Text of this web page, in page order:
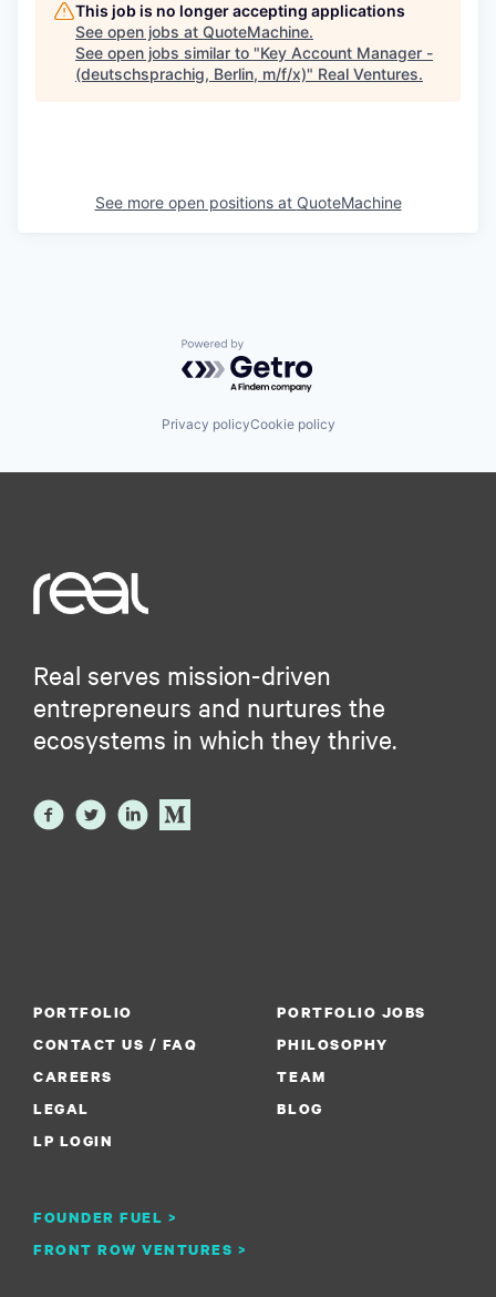
This job is no longer accepting applications
See open jobs at QuoteMachine.
See open jobs similar to "Key Account Manager -
(deutschsprachig, Berlin, m/f/x)" Real Ventures.
See more open positions at QuoteMachine
Powered by Getro.com
Privacy policyCookie policy
Real serves mission-driven
entrepreneurs and nurtures the
ecosystems in which they thrive.
PORTFOLIO
PORTFOLIO JOBS
CONTACT US / FAQ
PHILOSOPHY
CAREERS
FOUNDER FUEL >
TEAM
LEGAL
FRONT ROW VENTURES >
BLOG
LP LOGIN